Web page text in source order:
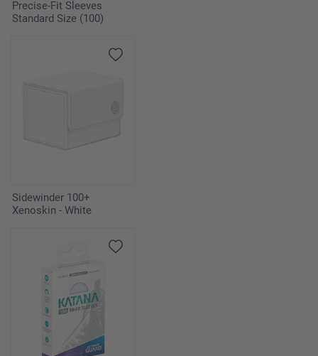
Precise-Fit Sleeves
Standard Size (100)
Sidewinder 100+
Xenoskin - White